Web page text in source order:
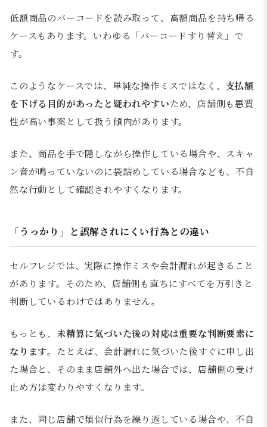
低額商品のバーコードを読み取って、高額商品を持ち帰る
ケースもあります。いわゆる「バーコードすり替え」で
す。
このようなケースでは、単純な操作ミスではなく、 支払額
を下げる目的があったと疑われやすいため、店舗側も悪質
性が高い事案として扱う傾向があります。
また、商品を手で隠しながら操作している場合や、スキャ
ン音が鳴っていないのに袋詰めしている場合なども、不自
然な行動として確認されやすくなります。
「うっかり」と誤解されにくい行為との違い
セルフレジでは、実際に操作ミスや会計漏れが起きること
があります。そのため、店舗側も直ちにすべてを万引きと
判断しているわけではありません。
もっとも、 未精算に気づいた後の対応は重要な判断要素に
なります。たとえば、会計漏れに気づいた後すぐに申し出
た場合と、そのまま店舗外へ出た場合では、店舗側の受け
止め方は変わりやすくなります。
また、同じ店舗で類似行為を繰り返している場合や、不自